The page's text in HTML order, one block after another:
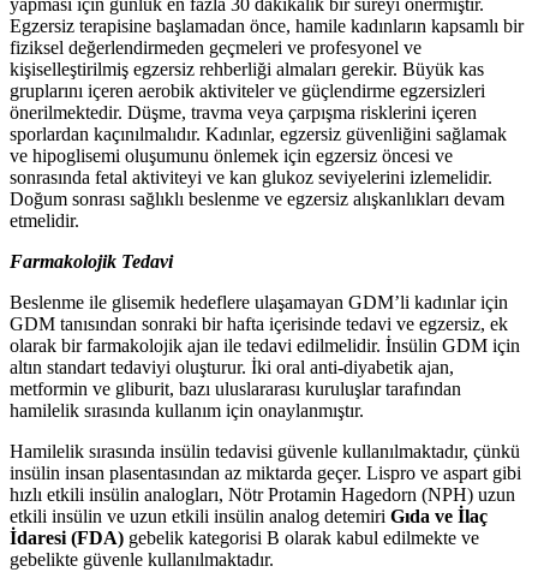
yapması için günlük en fazla 30 dakikalık bir süreyi önermiştir.
Egzersiz terapisine başlamadan önce, hamile kadınların kapsamlı bir
fiziksel değerlendirmeden geçmeleri ve profesyonel ve
kişiselleştirilmiş egzersiz rehberliği almaları gerekir. Büyük kas
gruplarını içeren aerobik aktiviteler ve güçlendirme egzersizleri
önerilmektedir. Düşme, travma veya çarpışma risklerini içeren
sporlardan kaçınılmalıdır. Kadınlar, egzersiz güvenliğini sağlamak
ve hipoglisemi oluşumunu önlemek için egzersiz öncesi ve
sonrasında fetal aktiviteyi ve kan glukoz seviyelerini izlemelidir.
Doğum sonrası sağlıklı beslenme ve egzersiz alışkanlıkları devam
etmelidir.
Farmakolojik Tedavi
Beslenme ile glisemik hedeflere ulaşamayan GDM’li kadınlar için
GDM tanısından sonraki bir hafta içerisinde tedavi ve egzersiz, ek
olarak bir farmakolojik ajan ile tedavi edilmelidir. İnsülin GDM için
altın standart tedaviyi oluşturur. İki oral anti-diyabetik ajan,
metformin ve gliburit, bazı uluslararası kuruluşlar tarafından
hamilelik sırasında kullanım için onaylanmıştır.
Hamilelik sırasında insülin tedavisi güvenle kullanılmaktadır, çünkü
insülin insan plasentasından az miktarda geçer. Lispro ve aspart gibi
hızlı etkili insülin analogları, Nötr Protamin Hagedorn (NPH) uzun
etkili insülin ve uzun etkili insülin analog detemiri Gıda ve İlaç
İdaresi (FDA) gebelik kategorisi B olarak kabul edilmekte ve
gebelikte güvenle kullanılmaktadır.